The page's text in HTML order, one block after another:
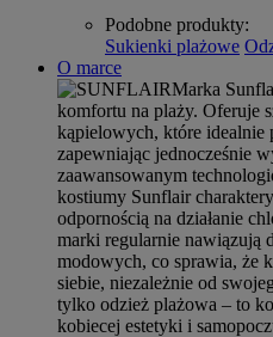
Podobne produkty:
Sukienki plażowe
O marce
Marka
komfortu na plaży. Oferuje
kąpielowych, które idealnie
zapewniając jednocześnie
zaawansowanym
kostiumy Sunflair
odpornością na działanie
marki regularnie nawiązują
modowych, co sprawia, że
siebie, niezależnie od
tylko odzież plażowa – to
kobiecej estetyki i